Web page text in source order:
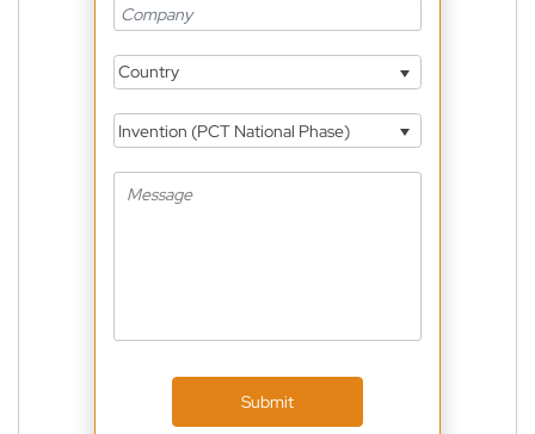
Country
Invention (PCT National Phase)
Submit